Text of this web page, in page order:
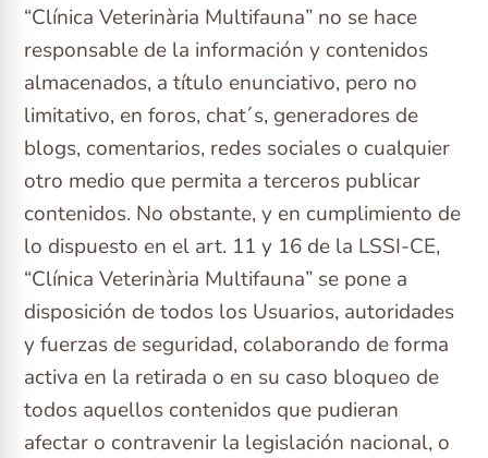
“Clínica Veterinària Multifauna” no se hace
responsable de la información y contenidos
almacenados, a título enunciativo, pero no
limitativo, en foros, chat´s, generadores de
blogs, comentarios, redes sociales o cualquier
otro medio que permita a terceros publicar
contenidos. No obstante, y en cumplimiento de
lo dispuesto en el art. 11 y 16 de la LSSI-CE,
“Clínica Veterinària Multifauna” se pone a
disposición de todos los Usuarios, autoridades
y fuerzas de seguridad, colaborando de forma
activa en la retirada o en su caso bloqueo de
todos aquellos contenidos que pudieran
afectar o contravenir la legislación nacional, o